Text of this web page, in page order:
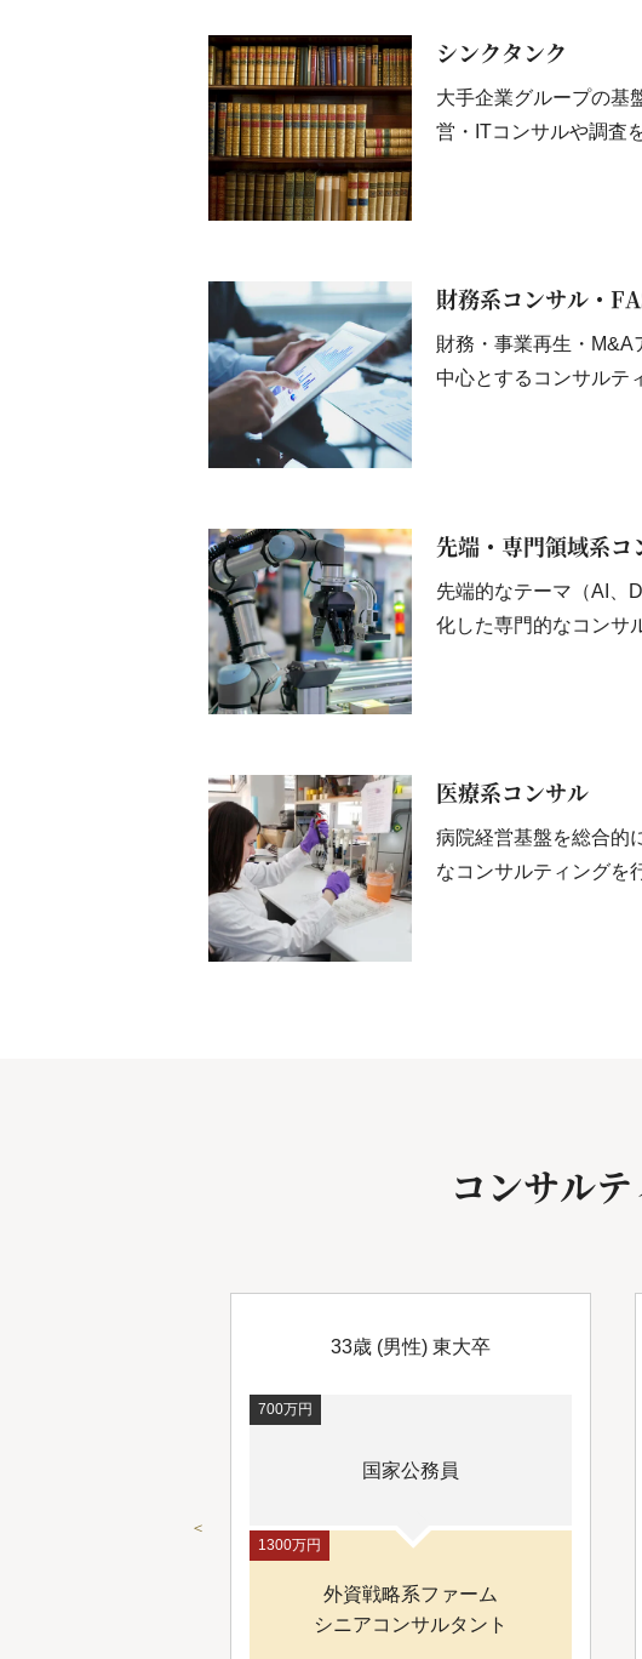
シンクタンク
大手企業グループの基
営・ITコンサルや調査
財務系コンサル・
財務・事業再生・M&A
中心とするコンサルテ
先端・専門領域系コ
先端的なテーマ（AI、
化した専門的なコンサ
医療系コンサル
病院経営基盤を総合的
なコンサルティングを
コンサル
＜
33歳 (男性) 東大卒
国家公務員
700万円
外資戦略系ファーム
シニアコンサルタント
1300万円